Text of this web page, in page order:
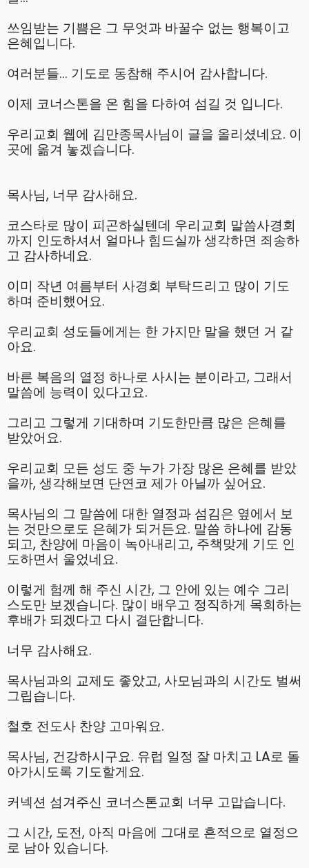
쓰임받는 기쁨은 그 무엇과 바꿀수 없는 행복이고
은혜입니다.
여러분들… 기도로 동참해 주시어 감사합니다.
이제 코너스톤을 온 힘을 다하여 섬길 것 입니다.
우리교회 웹에 김만종목사님이 글을 올리셨네요. 이
곳에 옮겨 놓겠습니다.
목사님, 너무 감사해요.
코스타로 많이 피곤하실텐데 우리교회 말씀사경회
까지 인도하셔서 얼마나 힘드실까 생각하면 죄송하
고 감사하네요.
이미 작년 여름부터 사경회 부탁드리고 많이 기도
하며 준비했어요.
우리교회 성도들에게는 한 가지만 말을 했던 거 같
아요.
바른 복음의 열정 하나로 사시는 분이라고, 그래서
말씀에 능력이 있다고요.
그리고 그렇게 기대하며 기도한만큼 많은 은혜를
받았어요.
우리교회 모든 성도 중 누가 가장 많은 은혜를 받았
을까, 생각해보면 단연코 제가 아닐까 싶어요.
목사님의 그 말씀에 대한 열정과 섬김은 옆에서 보
는 것만으로도 은혜가 되거든요. 말씀 하나에 감동
되고, 찬양에 마음이 녹아내리고, 주책맞게 기도 인
도하면서 울었네요.
이렇게 험께 해 주신 시간, 그 안에 있는 예수 그리
스도만 보겠습니다. 많이 배우고 정직하게 목회하는
후배가 되겠다고 다시 결단합니다.
너무 감사해요.
목사님과의 교제도 좋았고, 사모님과의 시간도 벌써
그립습니다.
철호 전도사 찬양 고마워요.
목사님, 건강하시구요. 유럽 일정 잘 마치고 LA로 돌
아가시도록 기도할게요.
커넥션 섬겨주신 코너스톤교회 너무 고맙습니다.
그 시간, 도전, 아직 마음에 그대로 흔적으로 열정으
로 남아 있습니다.